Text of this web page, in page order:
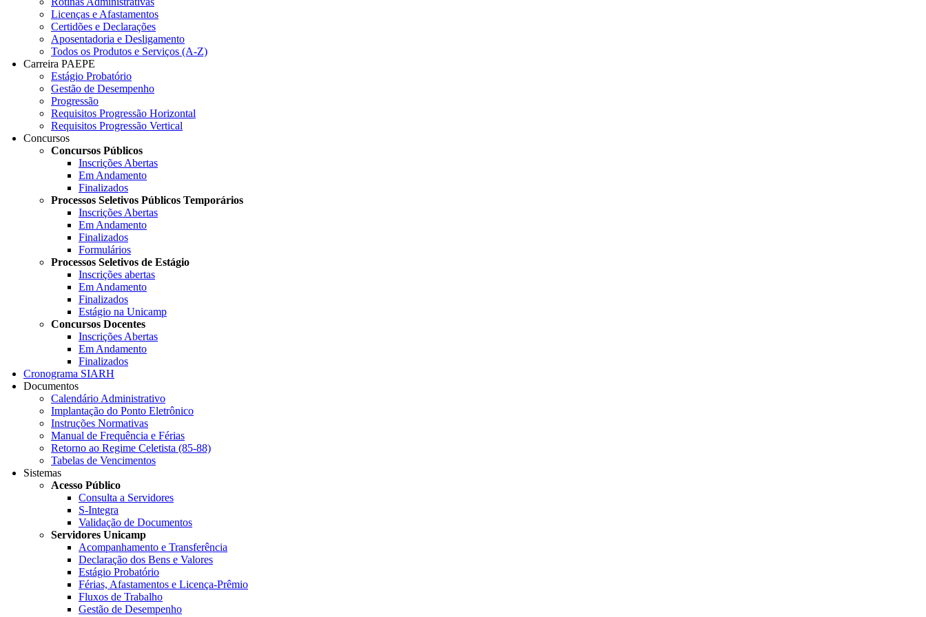
Licenças e Afastamentos
Certidões e Declarações
Aposentadoria e Desligamento
Todos os Produtos e Serviços (A-Z)
Carreira PAEPE
Estágio Probatório
Gestão de Desempenho
Progressão
Requisitos Progressão Horizontal
Requisitos Progressão Vertical
Concursos
Concursos Públicos
Inscrições Abertas
Em Andamento
Finalizados
Processos Seletivos Públicos Temporários
Inscrições Abertas
Em Andamento
Finalizados
Formulários
Processos Seletivos de Estágio
Inscrições abertas
Em Andamento
Finalizados
Estágio na Unicamp
Concursos Docentes
Inscrições Abertas
Em Andamento
Finalizados
Cronograma SIARH
Documentos
Calendário Administrativo
Implantação do Ponto Eletrônico
Instruções Normativas
Manual de Frequência e Férias
Retorno ao Regime Celetista (85-88)
Tabelas de Vencimentos
Sistemas
Acesso Público
Consulta a Servidores
S-Integra
Validação de Documentos
Servidores Unicamp
Acompanhamento e Transferência
Declaração dos Bens e Valores
Estágio Probatório
Férias, Afastamentos e Licença-Prêmio
Fluxos de Trabalho
Gestão de Desempenho